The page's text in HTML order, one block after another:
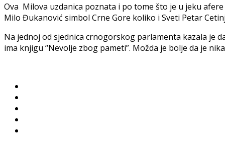
Ova Milova uzdanica poznata i po tome što je u jeku
Milo Đukanović simbol Crne Gore koliko i Sveti Petar
Na jednoj od sjednica crnogorskog parlamenta kazala je
ima knjigu “Nevolje zbog pameti”. Možda je bolje da je